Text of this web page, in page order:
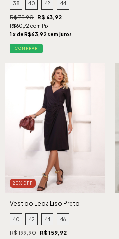
38 40 42 44
R$ 79,90 R$ 63,92
R$60,72 com Pix
1 x de R$63,92 sem juros
COMPRAR
20% OFF
Vestido Leda Liso Preto
40 42 44 46
R$ 199,90 R$ 159,92